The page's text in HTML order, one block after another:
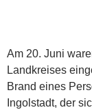
Am 20. Juni
Landkreises
Brand eines
Ingolstadt, der